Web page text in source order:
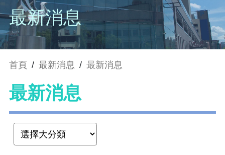
最新消息
首頁 / 最新消息 / 最新消息
最新消息